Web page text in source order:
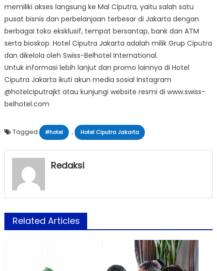
memiliki akses langsung ke Mal Ciputra, yaitu salah satu
pusat bisnis dan perbelanjaan terbesar di Jakarta dengan
berbagai toko eksklusif, tempat bersantap, bank dan ATM
serta bioskop. Hotel Ciputra Jakarta adalah milik Grup Ciputra
dan dikelola oleh Swiss-Belhotel International.
Untuk informasi lebih lanjut dan promo lainnya di Hotel
Ciputra Jakarta ikuti akun media sosial Instagram
@hotelciputrajkt atau kunjungi website resmi di www.swiss-
belhotel.com
Tagged #hotel , Hotel Ciputra Jakarta
Redaksi
Related Articles